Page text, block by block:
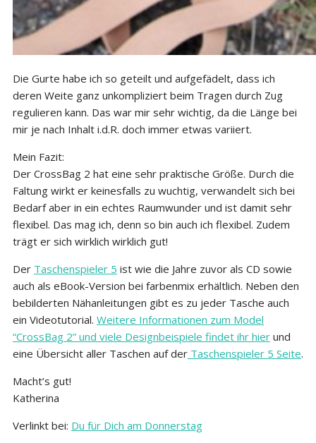
Die Gurte habe ich so geteilt und aufgefädelt, dass ich
deren Weite ganz unkompliziert beim Tragen durch Zug
regulieren kann. Das war mir sehr wichtig, da die Länge bei
mir je nach Inhalt i.d.R. doch immer etwas variiert.
Mein Fazit:
Der CrossBag 2 hat eine sehr praktische Größe. Durch die
Faltung wirkt er keinesfalls zu wuchtig, verwandelt sich bei
Bedarf aber in ein echtes Raumwunder und ist damit sehr
flexibel. Das mag ich, denn so bin auch ich flexibel. Zudem
trägt er sich wirklich wirklich gut!
Der Taschenspieler 5 ist wie die Jahre zuvor als CD sowie
auch als eBook-Version bei farbenmix erhältlich. Neben den
bebilderten Nähanleitungen gibt es zu jeder Tasche auch
ein Videotutorial. Weitere Informationen zum Model
“CrossBag 2” und viele Designbeispiele findet ihr hier und
eine Übersicht aller Taschen auf der Taschenspieler 5 Seite.
Macht’s gut!
Katherina
Verlinkt bei: Du für Dich am Donnerstag